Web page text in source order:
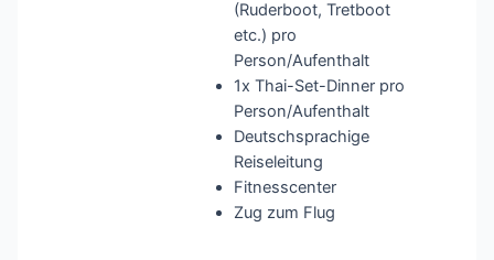
(Ruderboot, Tretboot
etc.) pro
Person/Aufenthalt
1x Thai-Set-Dinner pro
Person/Aufenthalt
Deutschsprachige
Reiseleitung
Fitnesscenter
Zug zum Flug